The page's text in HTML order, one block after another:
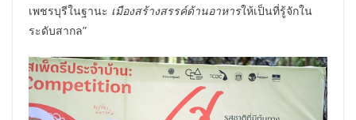
เพชรบุรีในฐานะ เมืองสร้างสรรค์ด้านอาหารให้เป็นที่รู้จักใน
ระดับสากล”